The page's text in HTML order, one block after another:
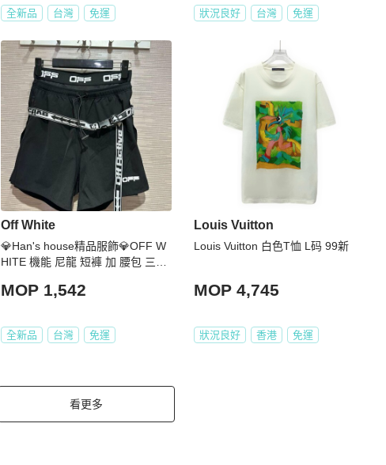
全新品 台灣 免運 狀況良好 台灣 免運
Off White
💎Han's house精品服飾💎OFF W
HITE 機能 尼龍 短褲 加 腰包 三件
MOP 1,542
全新品 台灣 免運
Louis Vuitton
Louis Vuitton 白色T恤 L码 99新
MOP 4,745
狀況良好 香港 免運
看更多